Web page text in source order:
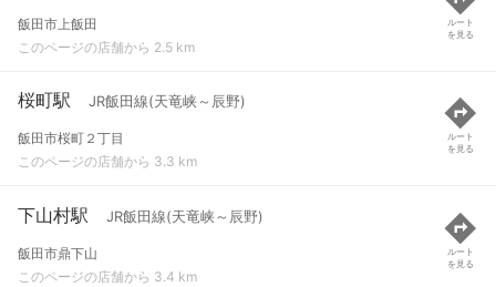
飯田市上飯田
このページの店舗から 2.5 km
ルート
を見る
桜町駅 JR飯田線(天竜峡～辰野)
飯田市桜町２丁目
このページの店舗から 3.3 km
ルート
を見る
下山村駅 JR飯田線(天竜峡～辰野)
飯田市鼎下山
このページの店舗から 3.4 km
ルート
を見る